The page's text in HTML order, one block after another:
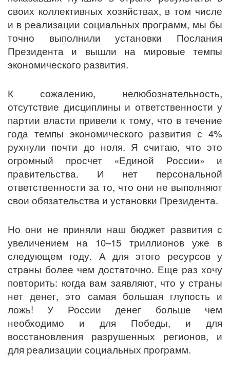
своих коллективных хозяйствах, в том числе
и в реализации социальных программ, мы бы
точно выполнили установки Послания
Президента и вышли на мировые темпы
экономического развития.
К сожалению, нелюбознательность,
отсутствие дисциплины и ответственности у
партии власти привели к тому, что в течение
года темпы экономического развития с 4%
рухнули почти до ноля. Я считаю, что это
огромный просчет «Единой России» и
правительства. И нет персональной
ответственности за то, что они не выполняют
свои обязательства и установки Президента.
Но они не приняли наш бюджет развития с
увеличением на 10–15 триллионов уже в
следующем году. А для этого ресурсов у
страны более чем достаточно. Еще раз хочу
повторить: когда вам заявляют, что у страны
нет денег, это самая большая глупость и
ложь! У России денег больше чем
необходимо и для Победы, и для
восстановления разрушенных регионов, и
для реализации социальных программ.